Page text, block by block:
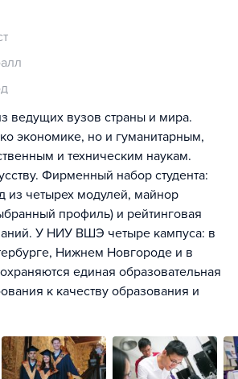
вузов страны и мира.
экономике, но и гуманитарным,
и техническим наукам.
Фирменный набор студента:
из четырех модулей, майнор
профиль) и рейтинговая
У НИУ ВШЭ четыре кампуса: в
Нижнем Новгороде и в
единая образовательная
к качеству образования и